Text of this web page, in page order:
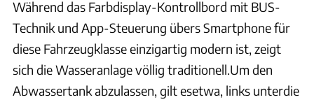
Während das Farbdisplay-Kontrollbord mit BUS-
Technik und App-Steuerung übers Smartphone für
diese Fahrzeugklasse einzigartig modern ist, zeigt
sich die Wasseranlage völlig traditionell.Um den
Abwassertank abzulassen, gilt esetwa, links unterdie